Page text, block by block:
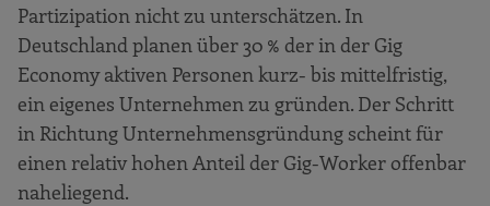
Partizipation nicht zu unterschätzen. In
Deutschland planen über 30 % der in der Gig
Economy aktiven Personen kurz- bis mittelfristig,
ein eigenes Unternehmen zu gründen. Der Schritt
in Richtung Unternehmensgründung scheint für
einen relativ hohen Anteil der Gig-Worker offenbar
naheliegend.